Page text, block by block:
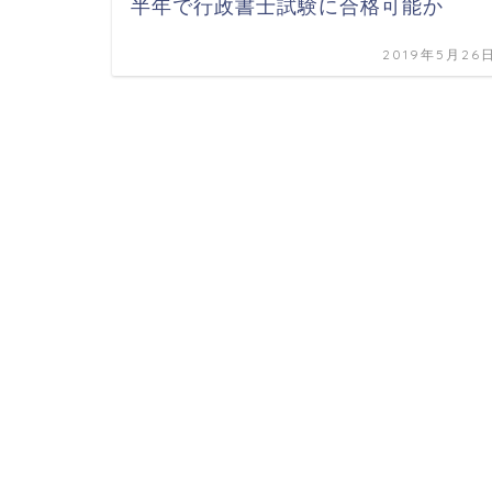
半年で行政書士試験に合格可能か
2019年5月26